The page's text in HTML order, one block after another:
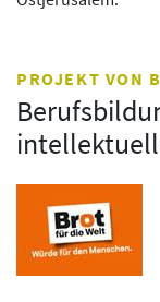
PROJEKT VON